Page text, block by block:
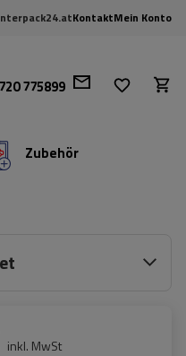
KontaktMein Konto
775899
Zubehör
inkl. MwSt